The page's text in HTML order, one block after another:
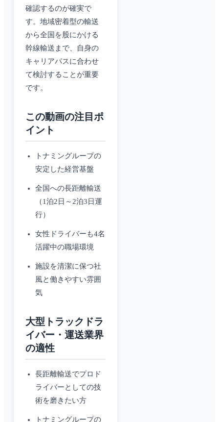
確認するのが確実で
す。地域密着型の輸送
から全国を股にかける
幹線輸送まで、自身の
キャリアパスに合わせ
て検討することが重要
です。
この動画の注目ポ
イント
トナミングループの
安定した経営基盤
全国への長距離輸送
（1泊2日～2泊3日運
行）
女性ドライバーも4名
活躍中の職場環境
施設を清潔に保つ社
風と働きやすい雰囲
気
大型トラックドラ
イバー・運送業界
の適性
長距離輸送でプロド
ライバーとしての技
術を磨きたい方
トナミングループの